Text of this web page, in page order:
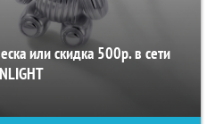
или скидка 500р. в сети